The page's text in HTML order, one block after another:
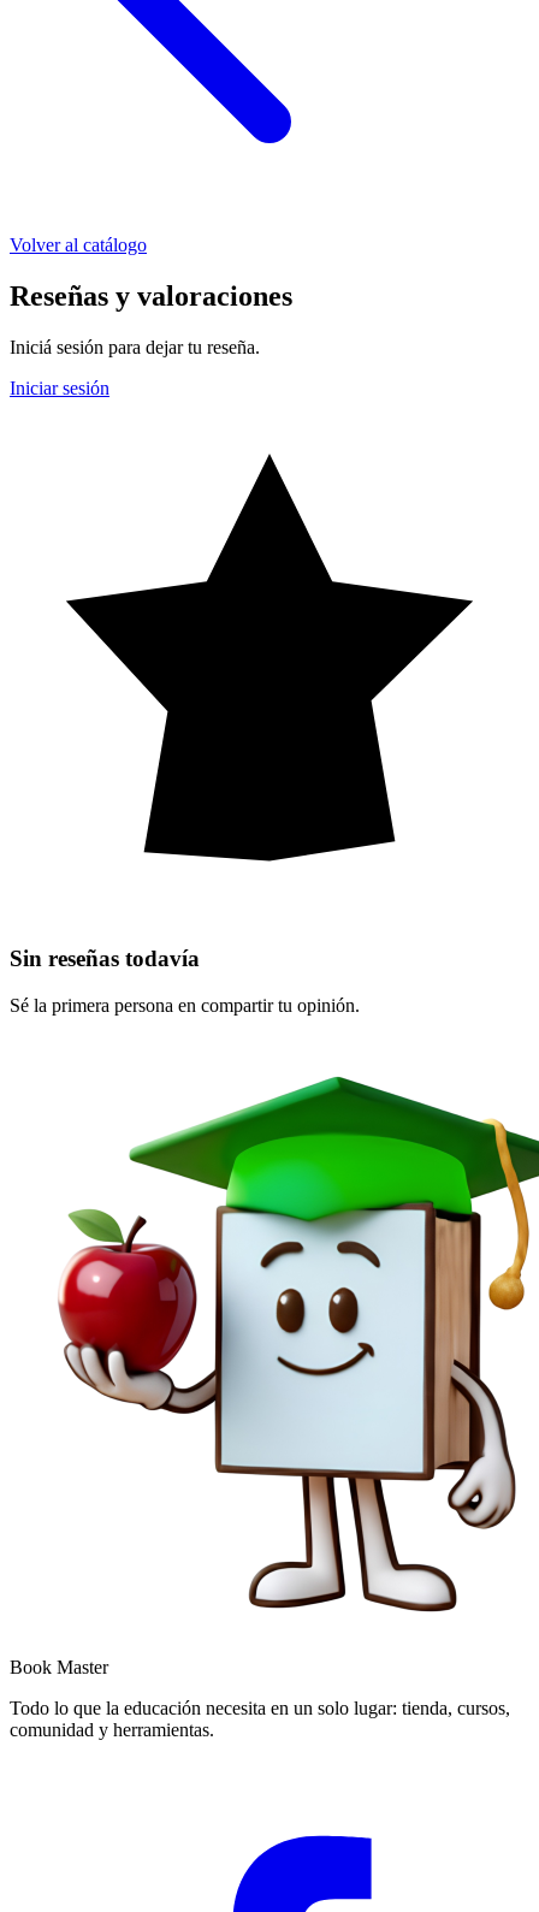
Volver al catálogo
Reseñas y valoraciones
Iniciá sesión para dejar tu reseña.
Iniciar sesión
Sin reseñas todavía
Sé la primera persona en compartir tu opinión.
Book Master
Todo lo que la educación necesita en un solo lugar: tienda, cursos,
comunidad y herramientas.